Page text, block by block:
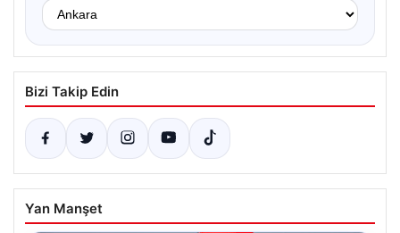
Bizi Takip Edin
Yan Manşet